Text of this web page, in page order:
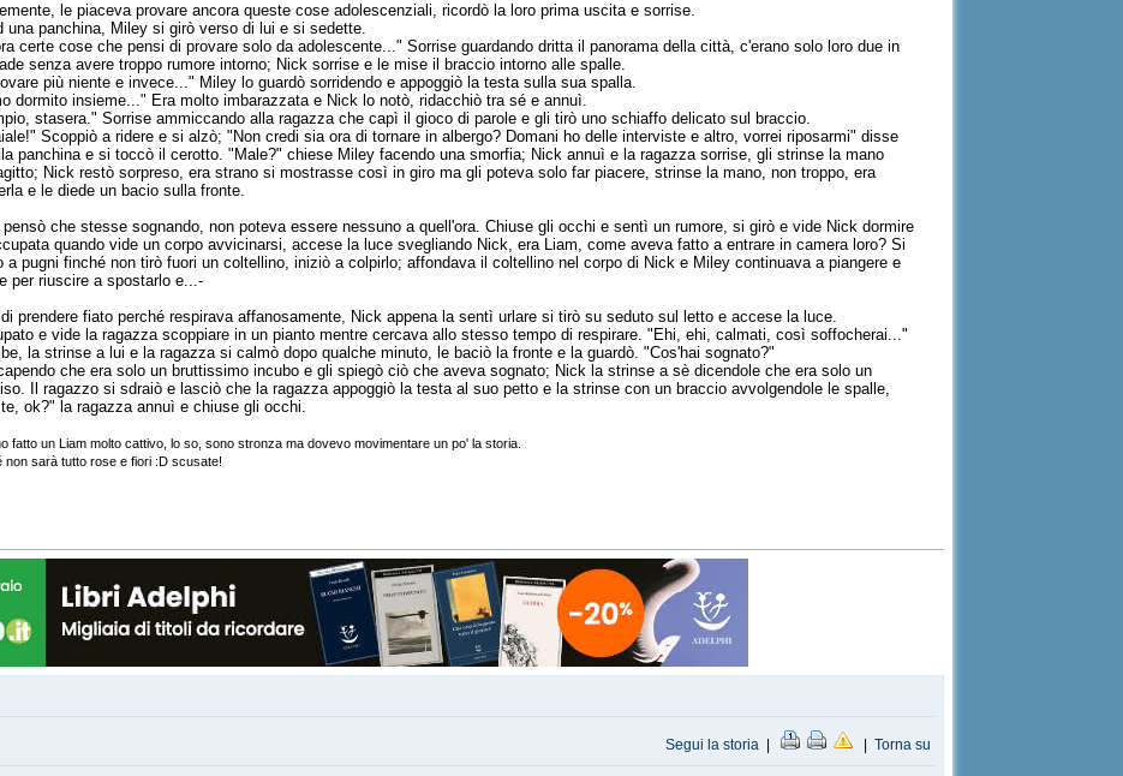
le piaceva provare ancora queste cose adolescenziali, ricordò la loro prima uscita e sorrise.
panchina, Miley si girò verso di lui e si sedette.
certe cose che pensi di provare solo da adolescente..." Sorrise guardando dritta il panorama della città, c'erano solo loro due in
senza avere troppo rumore intorno; Nick sorrise e le mise il braccio intorno alle spalle.
più niente e invece..." Miley lo guardò sorridendo e appoggiò la testa sulla sua spalla.
dormito insieme..." Era molto imbarazzata e Nick lo notò, ridacchiò tra sé e annuì.
stasera." Sorrise ammiccando alla ragazza che capì il gioco di parole e gli tirò uno schiaffo delicato sul braccio.
Scoppiò a ridere e si alzò; "Non credi sia ora di tornare in albergo? Domani ho delle interviste e altro, vorrei riposarmi" disse
panchina e si toccò il cerotto. "Male?" chiese Miley facendo una smorfia; Nick annuì e la ragazza sorrise, gli strinse la mano
Nick restò sorpreso, era strano si mostrasse così in giro ma gli poteva solo far piacere, strinse la mano, non troppo, era
e le diede un bacio sulla fronte.
che stesse sognando, non poteva essere nessuno a quell'ora. Chiuse gli occhi e sentì un rumore, si girò e vide Nick dormire
quando vide un corpo avvicinarsi, accese la luce svegliando Nick, era Liam, come aveva fatto a entrare in camera loro? Si
pugni finché non tirò fuori un coltellino, iniziò a colpirlo; affondava il coltellino nel corpo di Nick e Miley continuava a piangere e
per riuscire a spostarlo e...-
prendere fiato perché respirava affanosamente, Nick appena la sentì urlare si tirò su seduto sul letto e accese la luce.
e vide la ragazza scoppiare in un pianto mentre cercava allo stesso tempo di respirare. "Ehi, ehi, calmati, così soffocherai..."
la strinse a lui e la ragazza si calmò dopo qualche minuto, le baciò la fronte e la guardò. "Cos'hai sognato?"
che era solo un bruttissimo incubo e gli spiegò ciò che aveva sognato; Nick la strinse a sè dicendole che era solo un
Il ragazzo si sdraiò e lasciò che la ragazza appoggiò la testa al suo petto e la strinse con un braccio avvolgendole le spalle,
ok?" la ragazza annuì e chiuse gli occhi.
fatto un Liam molto cattivo, lo so, sono stronza ma dovevo movimentare un po' la storia.
sarà tutto rose e fiori :D scusate!
Segui la storia | |Torna su